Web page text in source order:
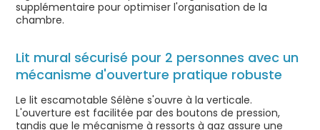
supplémentaire pour optimiser l'organisation de la
chambre.
Lit mural sécurisé pour 2 personnes avec un
mécanisme d'ouverture pratique robuste
Le lit escamotable Sélène s'ouvre à la verticale.
L'ouverture est facilitée par des boutons de pression,
tandis que le mécanisme à ressorts à gaz assure une